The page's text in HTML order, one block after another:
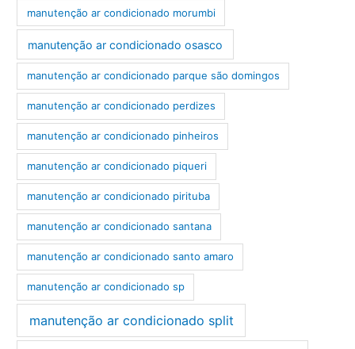
manutenção ar condicionado morumbi
manutenção ar condicionado osasco
manutenção ar condicionado parque são domingos
manutenção ar condicionado perdizes
manutenção ar condicionado pinheiros
manutenção ar condicionado piqueri
manutenção ar condicionado pirituba
manutenção ar condicionado santana
manutenção ar condicionado santo amaro
manutenção ar condicionado sp
manutenção ar condicionado split